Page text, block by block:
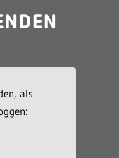
als